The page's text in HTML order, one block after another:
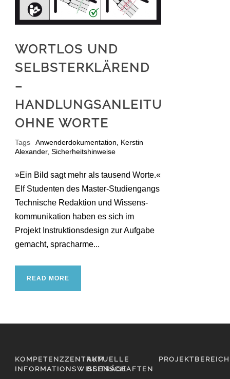
WORTLOS UND
SELBSTERKLÄREND
–
HANDLUNGSANLEITUNGEN
OHNE WORTE
Tags Anwenderdokumentation
Kerstin
Alexander, Sicherheitshinweise
»Ein Bild sagt mehr als tausend Worte.«
Elf Studenten des Master-Studiengangs
Technische Redaktion und Wissens­
kommunikation haben es sich im
Projekt Instruktions­design zur Aufgabe
gemacht, sprach­arme...
READ MORE
KOMPETENZZENTRUM
INFORMATIONSWISSENSCHAFTEN
AKTUELLE
BEITRÄGE